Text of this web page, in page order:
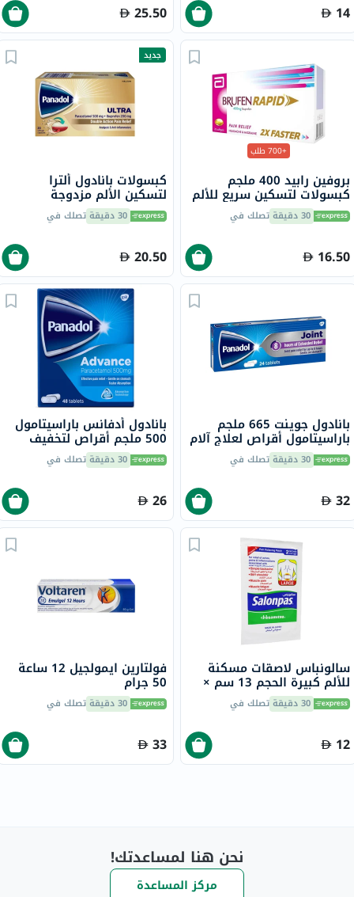
14
25.50
+700 طلب
بروفين رابيد 400 ملجم
كبسولات لتسكين سريع للألم
حزمة من 20
30 دقيقة تصلك في
16.50
جديد
كبسولات بانادول ألترا
لتسكين الألم مزدوجة
المفعول - 20 كبسولة
30 دقيقة تصلك في
20.50
بانادول جوينت 665 ملجم
باراسيتامول أقراص لعلاج آلام
المفاصل الناتجة عن هشاشة
العظام، حزمة من 24
30 دقيقة تصلك في
32
بانادول أدفانس باراسيتامول
500 ملجم أقراص لتخفيف
الحمى والألم، حزمة من 48
30 دقيقة تصلك في
26
سالونباس لاصقات مسكنة
للألم كبيرة الحجم 13 سم ×
8.4 سم، 2 لاصقة 30 دقيقة تصلك في
12
فولتارين ايمولجيل 12 ساعة
50 جرام
30 دقيقة تصلك في
33
نحن هنا لمساعدتك!
مركز المساعدة